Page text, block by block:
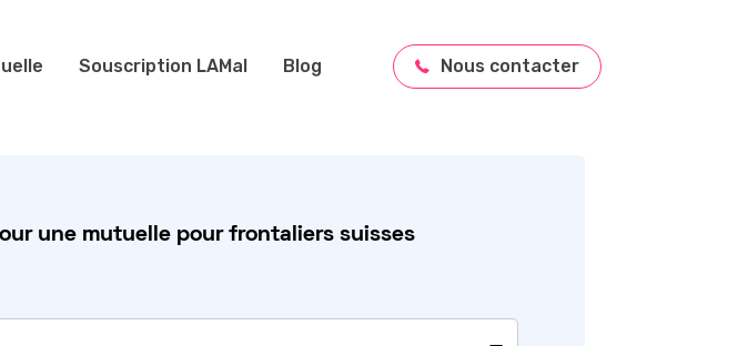
Souscription LAMal Blog Nous contacter
une mutuelle pour frontaliers suisses